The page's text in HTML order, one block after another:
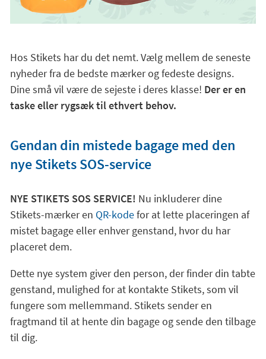
Hos Stikets har du det nemt. Vælg mellem de seneste
nyheder fra de bedste mærker og fedeste designs.
Dine små vil være de sejeste i deres klasse! Der er en
taske eller rygsæk til ethvert behov.
Gendan din mistede bagage med den
nye Stikets SOS-service
NYE STIKETS SOS SERVICE! Nu inkluderer dine
Stikets-mærker en QR-kodefor at lette placeringen af
mistet bagage eller enhver genstand, hvor du har
placeret dem.
Dette nye system giver den person, der finder din tabte
genstand, mulighed for at kontakte Stikets, som vil
fungere som mellemmand. Stikets sender en
fragtmand til at hente din bagage og sende den tilbage
til dig.